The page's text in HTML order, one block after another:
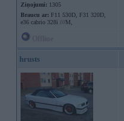
Ziņojumi: 1305
Braucu ar: F11 530D, F31 320D,
e36 cabrio 328i ///M,
hrusts